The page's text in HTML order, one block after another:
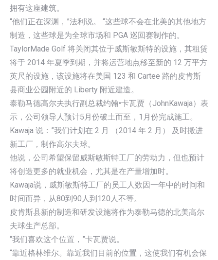
拥有这座建筑。
“他们正在深渊，”法利说。 “这些球不会在北美的其他地方
制造，这些球是为全球市场和 PGA 巡回赛制作的。
TaylorMade Golf 将关闭其位于威斯敏斯特的设施，其租赁
将于 2014 年夏季到期，并将运营地点移至新的 12 万平方
英尺的设施，该设施将在美国 123 和 Cartee 路的皮肯斯
县商业公园附近的 Liberty 附近建造。
泰勒马德高尔夫执行副总裁约翰•卡瓦贾（JohnKawaja）表
示，公司领导人预计5月份破土而至，1月份完成施工。
Kawaja 说：”我们计划在 2 月 （2014 年 2 月） 及时搬进
新工厂，制作高尔夫球。
他说，公司希望保留威斯敏斯特工厂的劳动力，但也预计
将创造更多的就业机会，尤其是在产量增加时。
Kawaja说，威斯敏斯特工厂的员工人数因一年中的时间和
时间而异，从80到90人到120人不等。
皮肯斯县新的制造和研发设施将作为泰勒马德的北美高尔
夫球生产总部。
“我们喜欢这个位置，”卡瓦贾说。
“靠近格林维尔。靠近我们目前的位置，这使我们有机会保